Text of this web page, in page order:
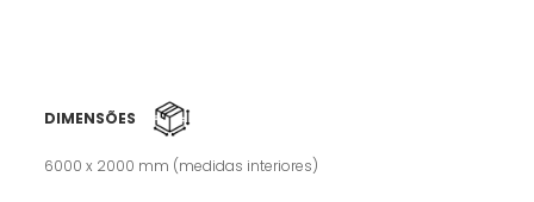
DIMENSÕES
6000 x 2000 mm (medidas interiores)